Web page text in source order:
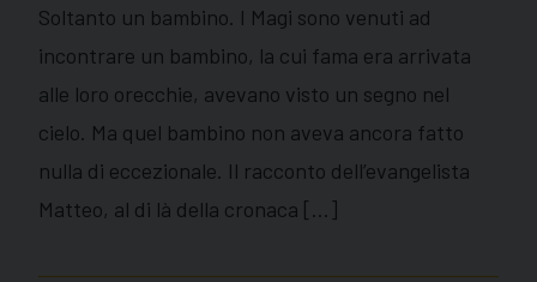
Soltanto un bambino. I Magi sono venuti ad
incontrare un bambino, la cui fama era arrivata
alle loro orecchie, avevano visto un segno nel
cielo. Ma quel bambino non aveva ancora fatto
nulla di eccezionale. Il racconto dell’evangelista
Matteo, al di là della cronaca […]